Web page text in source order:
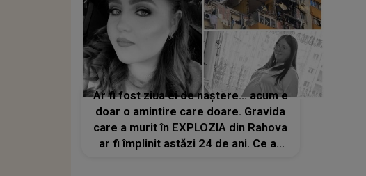
Ar fi fost ziua ei de naștere... acum e
doar o amintire care doare. Gravida
care a murit în EXPLOZIA din Rahova
ar fi împlinit astăzi 24 de ani. Ce au